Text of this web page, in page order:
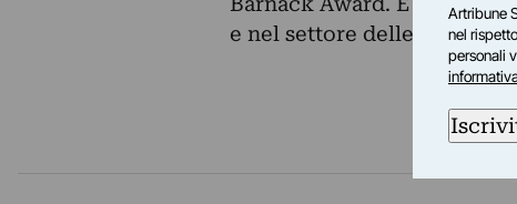
e nel settore delle mostre
Artribune
nel
personali